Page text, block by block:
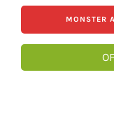
MONSTER